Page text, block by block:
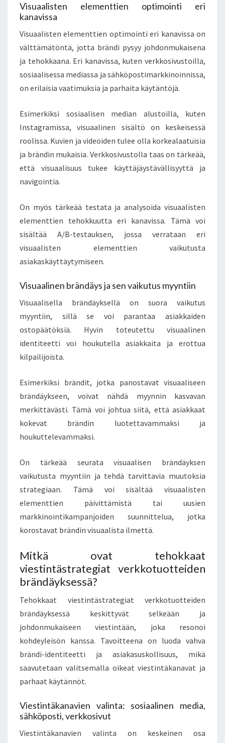
Visuaalisten elementtien optimointi eri
kanavissa
Visuaalisten elementtien optimointi eri kanavissa on
välttämätöntä, jotta brändi pysyy johdonmukaisena
ja tehokkaana. Eri kanavissa, kuten verkkosivustoilla,
sosiaalisessa mediassa ja sähköpostimarkkinoinnissa,
on erilaisia vaatimuksia ja parhaita käytäntöjä.
Esimerkiksi sosiaalisen median alustoilla, kuten
Instagramissa, visuaalinen sisältö on keskeisessä
roolissa. Kuvien ja videoiden tulee olla korkealaatuisia
ja brändin mukaisia. Verkkosivustolla taas on tärkeää,
että visuaalisuus tukee käyttäjäystävällisyyttä ja
navigointia.
On myös tärkeää testata ja analysoida visuaalisten
elementtien tehokkuutta eri kanavissa. Tämä voi
sisältää A/B-testauksen, jossa verrataan eri
visuaalisten elementtien vaikutusta
asiakaskäyttäytymiseen.
Visuaalinen brändäys ja sen vaikutus myyntiin
Visuaalisella brändäyksellä on suora vaikutus
myyntiin, sillä se voi parantaa asiakkaiden
ostopäätöksiä. Hyvin toteutettu visuaalinen
identiteetti voi houkutella asiakkaita ja erottua
kilpailijoista.
Esimerkiksi brändit, jotka panostavat visuaaliseen
brändäykseen, voivat nähdä myynnin kasvavan
merkittävästi. Tämä voi johtua siitä, että asiakkaat
kokevat brändin luotettavammaksi ja
houkuttelevammaksi.
On tärkeää seurata visuaalisen brändäyksen
vaikutusta myyntiin ja tehdä tarvittavia muutoksia
strategiaan. Tämä voi sisältää visuaalisten
elementtien päivittämistä tai uusien
markkinointikampanjoiden suunnittelua, jotka
korostavat brändin visuaalista ilmettä.
Mitkä ovat tehokkaat
viestintästrategiat verkkotuotteiden
brändäyksessä?
Tehokkaat viestintästrategiat verkkotuotteiden
brändäyksessä keskittyvät selkeään ja
johdonmukaiseen viestintään, joka resonoi
kohdeyleisön kanssa. Tavoitteena on luoda vahva
brändi-identiteetti ja asiakasuskollisuus, mikä
saavutetaan valitsemalla oikeat viestintäkanavat ja
parhaat käytännöt.
Viestintäkanavien valinta: sosiaalinen media,
sähköposti, verkkosivut
Viestintäkanavien valinta on keskeinen osa